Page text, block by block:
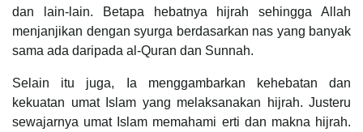
dan lain-lain. Betapa hebatnya hijrah sehingga Allah
menjanjikan dengan syurga berdasarkan nas yang banyak
sama ada daripada al-Quran dan Sunnah.
Selain itu juga, Ia menggambarkan kehebatan dan
kekuatan umat Islam yang melaksanakan hijrah. Justeru
sewajarnya umat Islam memahami erti dan makna hijrah.